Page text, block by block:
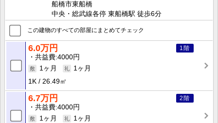
船橋市東船橋
中央・総武線各停 東船橋駅 徒歩6分
この建物のすべての部屋にまとめてチェック
1階
6.0万円
共益費 4000円
1ヶ月
1ヶ月
1K
26.49㎡
2階
6.7万円
共益費 4000円
1ヶ月
1ヶ月